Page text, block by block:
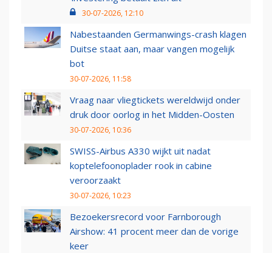
30-07-2026, 12:10
Nabestaanden Germanwings-crash klagen
Duitse staat aan, maar vangen mogelijk
bot
30-07-2026, 11:58
Vraag naar vliegtickets wereldwijd onder
druk door oorlog in het Midden-Oosten
30-07-2026, 10:36
SWISS-Airbus A330 wijkt uit nadat
koptelefoonoplader rook in cabine
veroorzaakt
30-07-2026, 10:23
Bezoekersrecord voor Farnborough
Airshow: 41 procent meer dan de vorige
keer